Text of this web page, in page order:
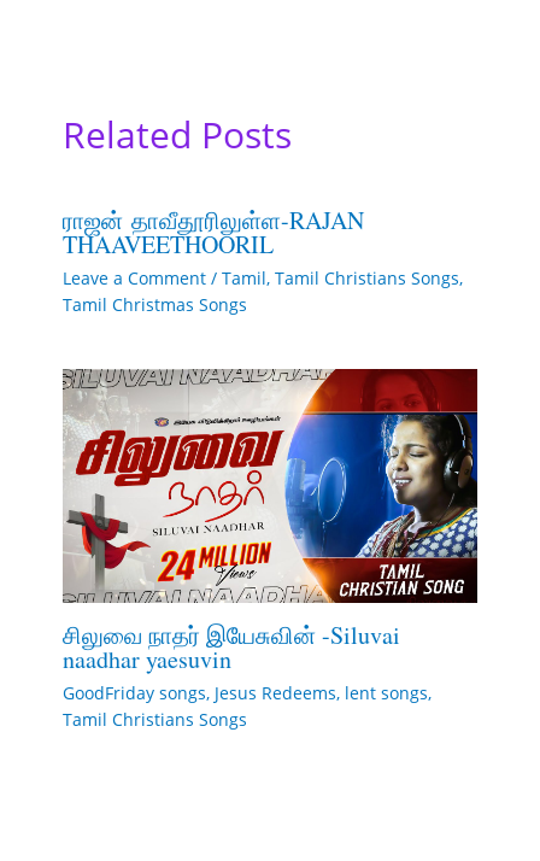
Related Posts
ராஜன் தாவீதூரிலுள்ள-RAJAN
THAAVEETHOORIL
Leave a Comment / Tamil, Tamil Christians Songs,
Tamil Christmas Songs
சிலுவை நாதர் இயேசுவின் -Siluvai
naadhar yaesuvin
GoodFriday songs, Jesus Redeems, lent songs,
Tamil Christians Songs